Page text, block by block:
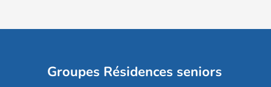
Groupes Résidences seniors